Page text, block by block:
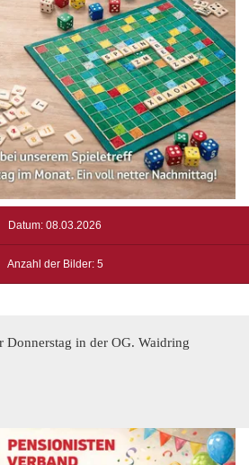
Datum: 08.03.2026
Anzahl der Bilder: 5
Donnerstag in der OG. Waidring